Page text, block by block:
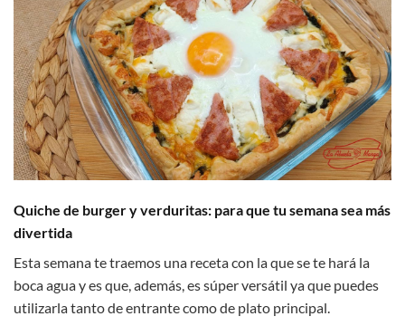
Quiche de burger y verduritas: para que tu semana sea más
divertida
Esta semana te traemos una receta con la que se te hará la
boca agua y es que, además, es súper versátil ya que puedes
utilizarla tanto de entrante como de plato principal.